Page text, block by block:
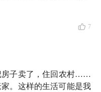
后于所谓的「社会时
旧是白羊座组合 ♈️ 由
，我们附送了《更富
7
房子卖了，住回农村……
。这样的生活可能是我